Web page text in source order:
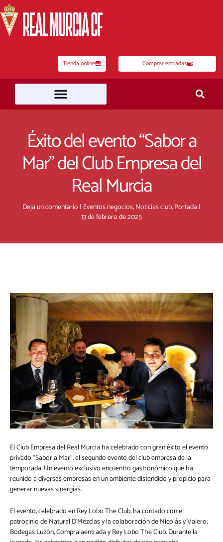
al
contenido
Tienda online Comprar entradas
Éxito del evento “Sabor a
Mar” del Club Empresa del
Real Murcia
Deja un comentario | Eventos negocios,Noticias club,Portada |
13 de febrero de 2025
El Club Empresa del Real Murcia ha celebrado con gran éxito el evento
privado “Sabor a Mar”, el segundo evento del club empresa de la
temporada. Un evento exclusivo encuentro gastronómico que ha
reunido a diversas empresas en un ambiente distendido y propicio para
generar nuevas sinergias.
El evento, celebrado en Rey Lobo The Club, ha contado con el
patrocinio de Natural D’Mezclas y la colaboración de Nicolás y Valero,
Bodegas Luzón, Compralaentrada y Rey Lobo The Club. Durante la